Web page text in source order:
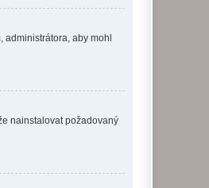
administrátora, aby mohl
nainstalovat požadovaný